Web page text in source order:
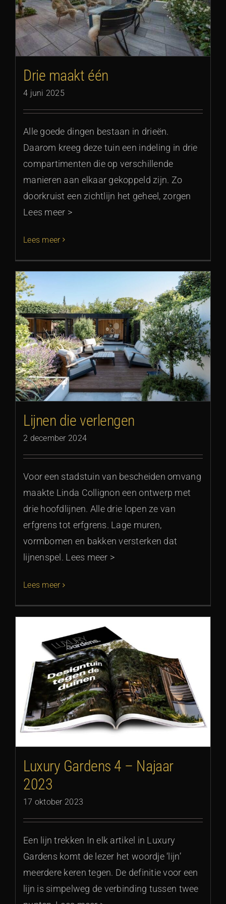
Drie maakt één
4 juni 2025
Alle goede dingen bestaan in drieën.
Daarom kreeg deze tuin een indeling in drie
compartimenten die op verschillende
manieren aan elkaar gekoppeld zijn. Zo
doorkruist een zichtlijn het geheel, zorgen
Lees meer >
Lees meer
Lijnen die verlengen
2 december 2024
Voor een stadstuin van bescheiden omvang
maakte Linda Collignon een ontwerp met
drie hoofdlijnen. Alle drie lopen ze van
erfgrens tot erfgrens. Lage muren,
vormbomen en bakken versterken dat
lijnenspel. Lees meer >
Lees meer
Luxury Gardens 4 – Najaar
2023
17 oktober 2023
Een lijn trekken In elk artikel in Luxury
Gardens komt de lezer het woordje ‘lijn’
meerdere keren tegen. De definitie voor een
lijn is simpelweg de verbinding tussen twee